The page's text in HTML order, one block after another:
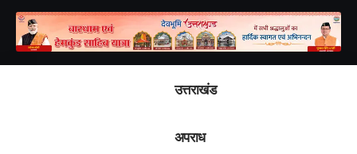
उत्तराखंड
अपराध